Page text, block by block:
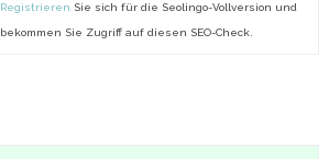
Registrieren Sie sich für die Seolingo-Vollversion und
bekommen Sie Zugriff auf diesen SEO-Check.